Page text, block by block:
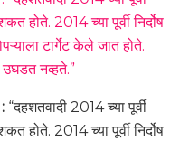
होते. 2014 च्या पूर्वी निर्दोष
टार्गेट केले जात होते.
उघडत नव्हते.”
“दहशतवादी 2014 च्या पूर्वी
होते. 2014 च्या पूर्वी निर्दोष